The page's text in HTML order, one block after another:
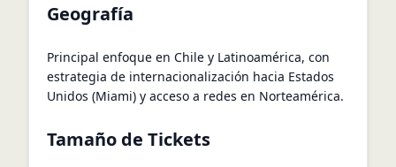
Geografía
Principal enfoque en Chile y Latinoamérica, con
estrategia de internacionalización hacia Estados
Unidos (Miami) y acceso a redes en Norteamérica.
Tamaño de Tickets